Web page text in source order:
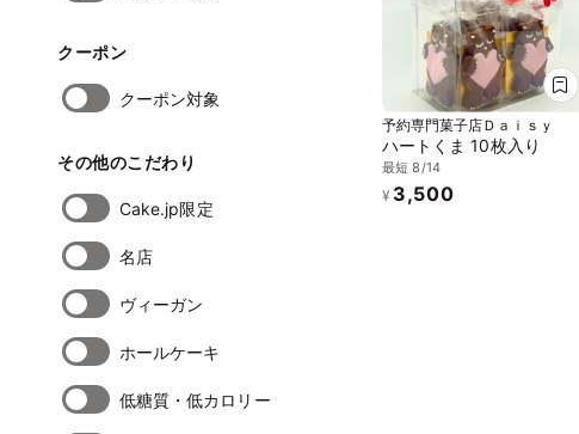
クーポン
クーポン対象
その他のこだわり
Cake.jp限定
名店
ヴィーガン
ホールケーキ
低糖質・低カロリー
予約専門菓子店Ｄａｉｓｙ
ハートくま 10枚入り
最短 8/14
¥ 3,500